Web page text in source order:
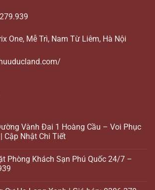
One, Mễ Trì, Nam Từ Liêm, Hà Nội
Vành Đai 1 Hoàng Cầu – Voi Phục
Cập Nhật Chi Tiết
Phòng Khách Sạn Phú Quốc 24/7 –